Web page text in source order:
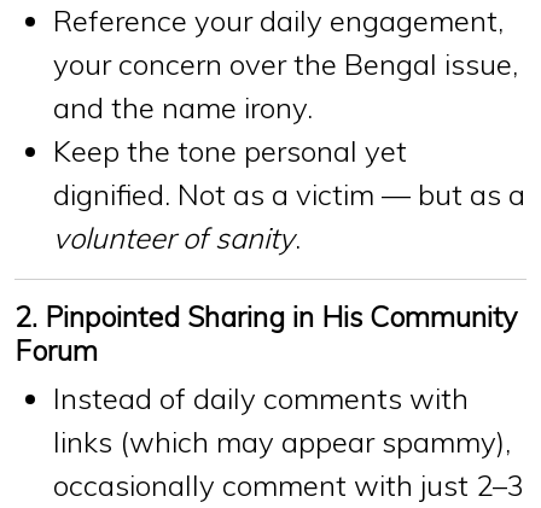
Reference your daily engagement,
your concern over the Bengal issue,
and the name irony.
Keep the tone personal yet
dignified. Not as a victim — but as a
volunteer of sanity.
2. Pinpointed Sharing in His Community
Forum
Instead of daily comments with
links (which may appear spammy),
occasionally comment with just 2–3